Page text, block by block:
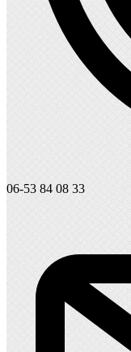
06-53 84 08 33